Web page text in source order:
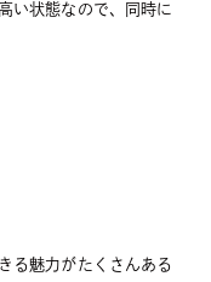
い状態なので、同時に
る魅力がたくさんある